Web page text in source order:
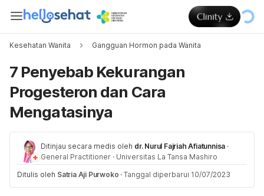
Kesehatan Wanita Gangguan Hormon pada Wanita
7 Penyebab Kekurangan
Progesteron dan Cara
Mengatasinya
Ditinjau secara medis oleh dr. Nurul Fajriah Afiatunnisa ·
General Practitioner · Universitas La Tansa Mashiro
Ditulis oleh Satria Aji Purwoko · Tanggal diperbarui 10/07/2023